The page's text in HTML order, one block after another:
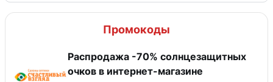
Промокоды
Распродажа -70% солнцезащитных
очков в интернет-магазине